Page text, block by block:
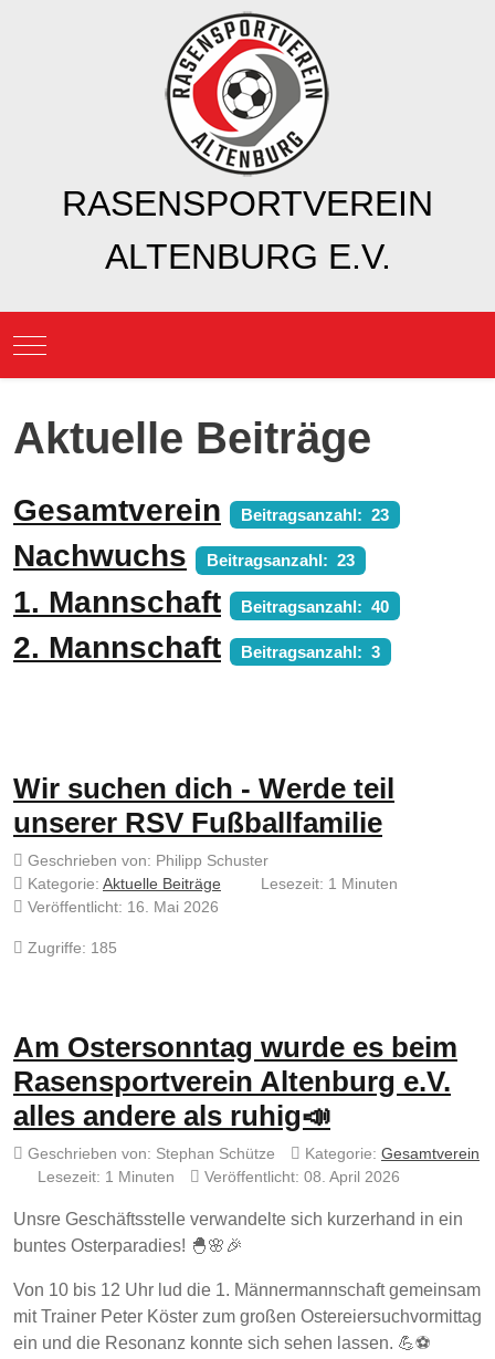
RASENSPORTVEREIN
ALTENBURG E.V.
Mobile Menu Toggle
Aktuelle Beiträge
Gesamtverein Beitragsanzahl: 23
Nachwuchs Beitragsanzahl: 23
1. Mannschaft Beitragsanzahl: 40
2. Mannschaft Beitragsanzahl: 3
Wir suchen dich - Werde teil
unserer RSV Fußballfamilie
Geschrieben von: Philipp Schuster
Kategorie: Aktuelle Beiträge
Lesezeit: 1 Minuten
Veröffentlicht: 16. Mai 2026
Zugriffe: 185
Am Ostersonntag wurde es beim
Rasensportverein Altenburg e.V.
alles andere als ruhig📣
Geschrieben von: Stephan Schütze Kategorie: Gesamtverein
Lesezeit: 1 Minuten
Veröffentlicht: 08. April 2026
Unsre Geschäftsstelle verwandelte sich kurzerhand in ein
buntes Osterparadies! 🐣🌸🎉
Von 10 bis 12 Uhr lud die 1. Männermannschaft gemeinsam
mit Trainer Peter Köster zum großen Ostereiersuchvormittag
ein und die Resonanz konnte sich sehen lassen. 💪⚽